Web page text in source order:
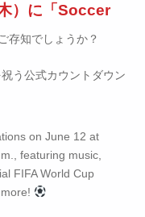
）に「Soccer
存知でしょうか？
う公式カウントダウン
on June 12 at
featuring music,
FIFA World Cup